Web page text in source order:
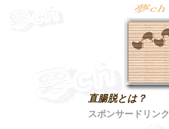
直腸脱とは？
スポンサードリンク